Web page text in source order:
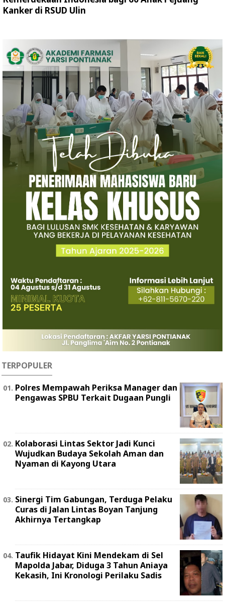
Kanker di RSUD Ulin
TERPOPULER
Polres Mempawah Periksa Manager dan
Pengawas SPBU Terkait Dugaan Pungli
Kolaborasi Lintas Sektor Jadi Kunci
Wujudkan Budaya Sekolah Aman dan
Nyaman di Kayong Utara
Sinergi Tim Gabungan, Terduga Pelaku
Curas di Jalan Lintas Boyan Tanjung
Akhirnya Tertangkap
Taufik Hidayat Kini Mendekam di Sel
Mapolda Jabar, Diduga 3 Tahun Aniaya
Kekasih, Ini Kronologi Perilaku Sadis